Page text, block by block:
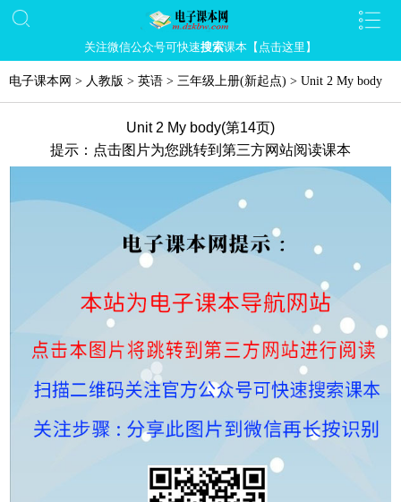
关注微信公众号可快速搜索课本【点击这里】
电子课本网 > 人教版 > 英语 > 三年级上册(新起点) > Unit 2 My body
Unit 2 My body(第14页)
提示：点击图片为您跳转到第三方网站阅读课本